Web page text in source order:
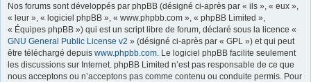
Nos forums sont développés par phpBB (désigné ci-après par « ils », « eux »,
« leur », « logiciel phpBB », « www.phpbb.com », « phpBB Limited »,
« Équipes phpBB ») qui est un script libre de forum, déclaré sous la licence «
GNU General Public License v2 » (désigné ci-après par « GPL ») et qui peut
être téléchargé depuis www.phpbb.com. Le logiciel phpBB facilite seulement
les discussions sur Internet. phpBB Limited n’est pas responsable de ce que
nous acceptons ou n’acceptons pas comme contenu ou conduite permis. Pour